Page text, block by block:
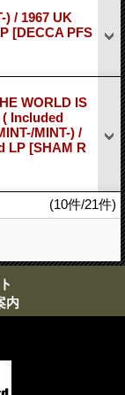
) / 1967 UK
[DECCA PFS
WORLD IS
( Included
MINT-) /
LP [SHAM R
(10件/21件)
内